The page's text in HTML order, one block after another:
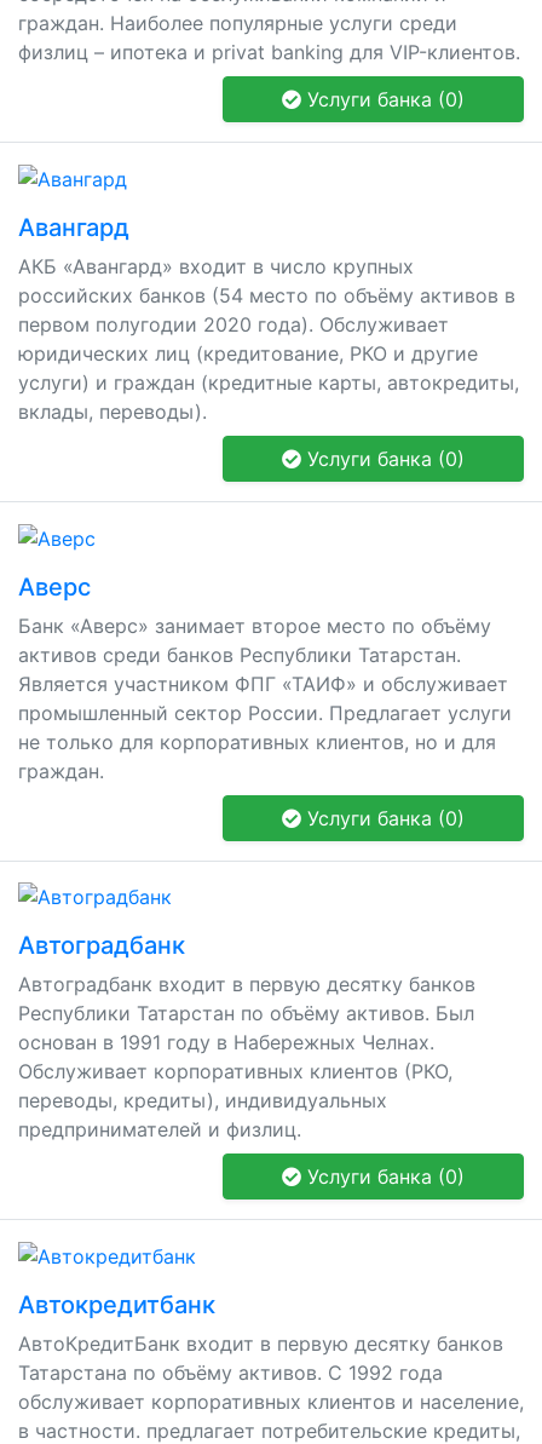
граждан. Наиболее популярные услуги среди
физлиц – ипотека и privat banking для VIP-клиентов.
Услуги банка (0)
Авангард
АКБ «Авангард» входит в число крупных
российских банков (54 место по объёму активов в
первом полугодии 2020 года). Обслуживает
юридических лиц (кредитование, РКО и другие
услуги) и граждан (кредитные карты, автокредиты,
вклады, переводы).
Услуги банка (0)
Аверс
Банк «Аверс» занимает второе место по объёму
активов среди банков Республики Татарстан.
Является участником ФПГ «ТАИФ» и обслуживает
промышленный сектор России. Предлагает услуги
не только для корпоративных клиентов, но и для
граждан.
Услуги банка (0)
Автоградбанк
Автоградбанк входит в первую десятку банков
Республики Татарстан по объёму активов. Был
основан в 1991 году в Набережных Челнах.
Обслуживает корпоративных клиентов (РКО,
переводы, кредиты), индивидуальных
предпринимателей и физлиц.
Услуги банка (0)
Автокредитбанк
АвтоКредитБанк входит в первую десятку банков
Татарстана по объёму активов. С 1992 года
обслуживает корпоративных клиентов и население,
в частности. предлагает потребительские кредиты,